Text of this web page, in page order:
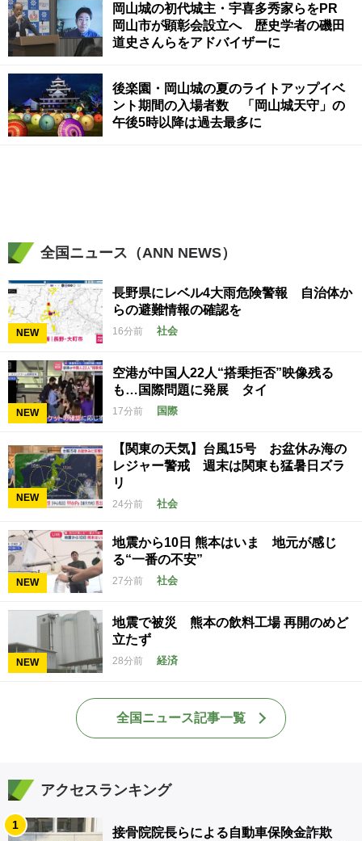
岡山城の初代城主・宇喜多秀家らをPR
岡山市が顕彰会設立へ 歴史学者の磯田
道史さんらをアドバイザーに
後楽園・岡山城の夏のライトアップイベ
ント期間の入場者数 「岡山城天守」の
午後5時以降は過去最多に
全国ニュース（ANN NEWS）
NEW
長野県にレベル4大雨危険警報 自治体か
らの避難情報の確認を
16分前 社会
NEW
空港が中国人22人“搭乗拒否”映像残る
も…国際問題に発展 タイ
17分前 国際
NEW
【関東の天気】台風15号 お盆休み海の
レジャー警戒 週末は関東も猛暑日ズラ
リ
24分前 社会
NEW
地震から10日 熊本はいま 地元が感じ
る“一番の不安”
27分前 社会
NEW
地震で被災 熊本の飲料工場 再開のめど
立たず
28分前 経済
全国ニュース記事一覧
アクセスランキング
1
接骨院院長らによる自動車保険金詐欺